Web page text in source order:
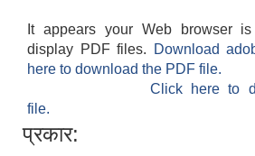
It appears your Web browser
display PDF files.
Download
here to download the PDF file.
Click here to
file.
प्रकार: